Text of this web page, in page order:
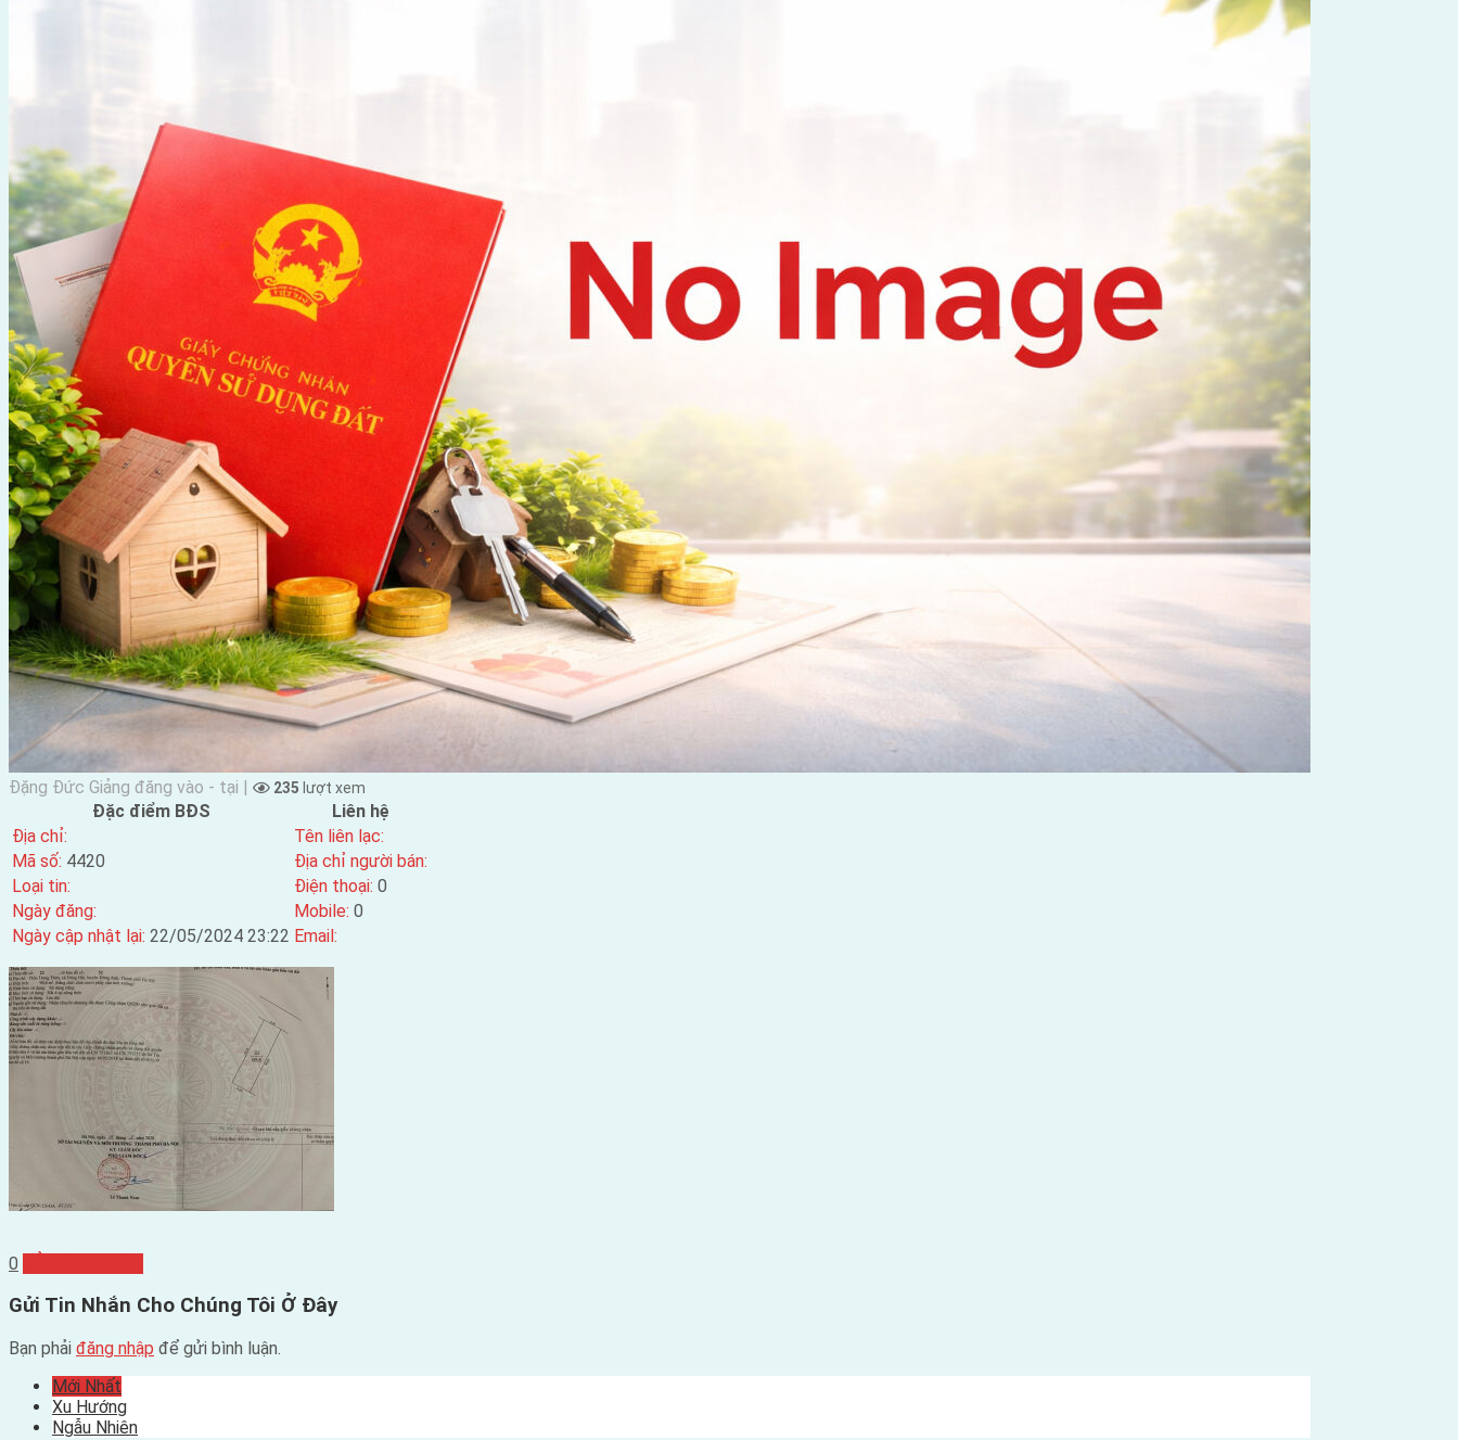
Đặng Đức Giảng đăng vào - tại | 235 lượt xem
Đặc điểm BĐS
Liên hệ
Địa chỉ:
Tên liên lạc:
Mã số: 4420
Địa chỉ người bán:
Loại tin:
Điện thoại: 0
Ngày đăng:
Mobile: 0
Ngày cập nhật lại: 22/05/2024 23:22 Email:
0
Gửi Tin Nhắn Cho Chúng Tôi Ở Đây
Bạn phải đăng nhập để gửi bình luận.
Mới Nhất
Xu Hướng
Ngẫu Nhiên